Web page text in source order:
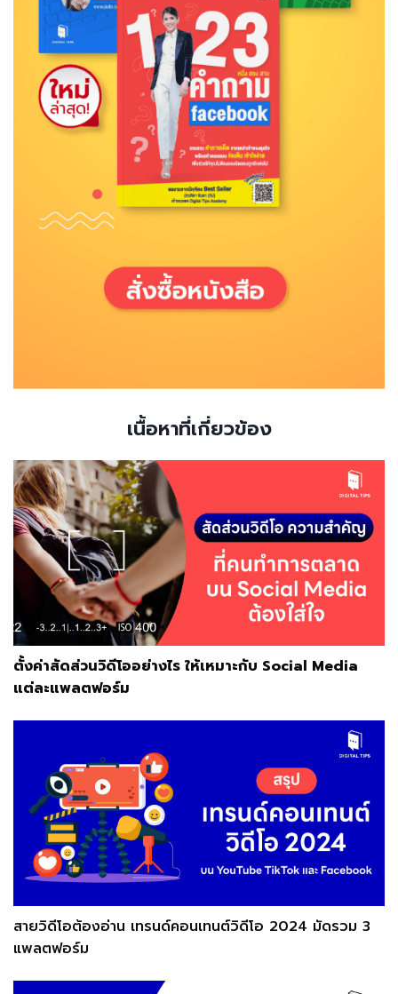
เนื้อหาที่เกี่ยวข้อง
ตั้งค่าสัดส่วนวิดีโออย่างไร ให้เหมาะกับ Social Media
แต่ละแพลตฟอร์ม
สายวิดีโอต้องอ่าน เทรนด์คอนเทนต์วิดีโอ 2024 มัดรวม 3
แพลตฟอร์ม